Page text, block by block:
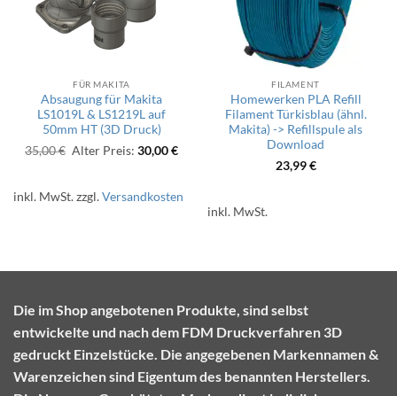
FÜR MAKITA
Absaugung für Makita
LS1019L & LS1219L auf
50mm HT (3D Druck)
35,00€ Ursprünglicher
Alter Preis: 30,00€Aktueller
inkl. MwSt.zzgl.Versandkosten
FILAMENT
Homewerken PLA Refill
Filament Türkisblau (ähnl.
Makita) -> Refillspule als
Download
23,99€
inkl. MwSt.
Die im Shop angebotenen Produkte, sind selbst
entwickelte und nach dem FDM Druckverfahren 3D
gedruckt Einzelstücke. Die angegebenen Markennamen &
Warenzeichen sind Eigentum des benannten Herstellers.